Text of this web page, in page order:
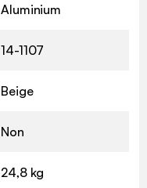
Aluminium
14-1107
Beige
Non
24,8 kg